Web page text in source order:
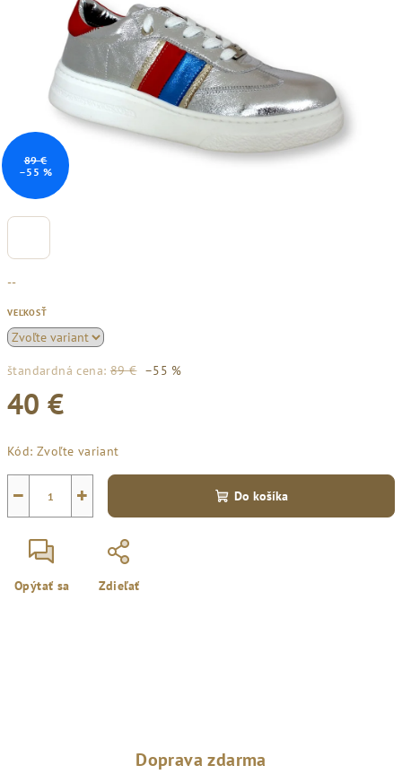
--
VEĽKOSŤ
štandardná cena: 89 € –55 %
40 €
cena:
Kód: Zvoľte variant
+
− Do košíka
Opýtať sa Zdieľať
89 €
–55 %
Doprava zdarma